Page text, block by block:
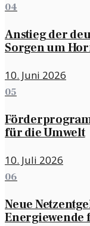
04
Anstieg der
Sorgen um
10. Juni 2026
05
für die Umwelt
10. Juli 2026
06
Neue
Energiewende